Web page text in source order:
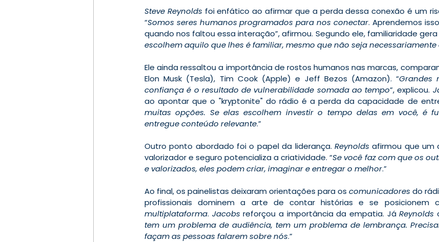
Steve Reynolds foi enfático ao afirmar que a perda dessa conexão é um
“Somos seres humanos programados para nos conectar. Aprendemos
quando nos faltou essa interação”, afirmou. Segundo ele, familiaridade gera
escolhem aquilo que lhes é familiar, mesmo que não seja
Ele ainda ressaltou a importância de rostos humanos nas marcas,
Elon Musk (Tesla), Tim Cook (Apple) e Jeff Bezos (Amazon). “Grandes
confiança é o resultado de vulnerabilidade somada ao tempo”, explicou.
ao apontar que o "kryptonite" do rádio é a perda da capacidade de
muitas opções. Se elas escolhem investir o tempo delas em você, é
entregue conteúdo relevante.”
Outro ponto abordado foi o papel da liderança. Reynolds afirmou que um
valorizador e seguro potencializa a criatividade. “Se você faz com que os
e valorizados, eles podem criar, imaginar e entregar o melhor.”
Ao final, os painelistas deixaram orientações para os comunicadores do
profissionais dominem a arte de contar histórias e se posicionem
multiplataforma. Jacobs reforçou a importância da empatia. Já Reynolds
tem um problema de audiência, tem um problema de lembrança.
façam as pessoas falarem sobre nós.”